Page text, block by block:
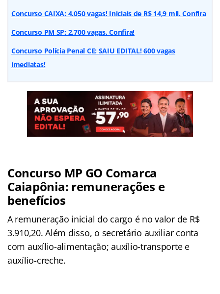
Concurso CAIXA: 4.050 vagas! Iniciais de R$ 14,9 mil. Confira
Concurso PM SP: 2.700 vagas. Confira!
Concurso Polícia Penal CE: SAIU EDITAL! 600 vagas
imediatas!
Concurso MP GO Comarca
Caiapônia: remunerações e
benefícios
A remuneração inicial do cargo é no valor de R$
3.910,20. Além disso, o secretário auxiliar conta
com auxílio-alimentação; auxílio-transporte e
auxílio-creche.